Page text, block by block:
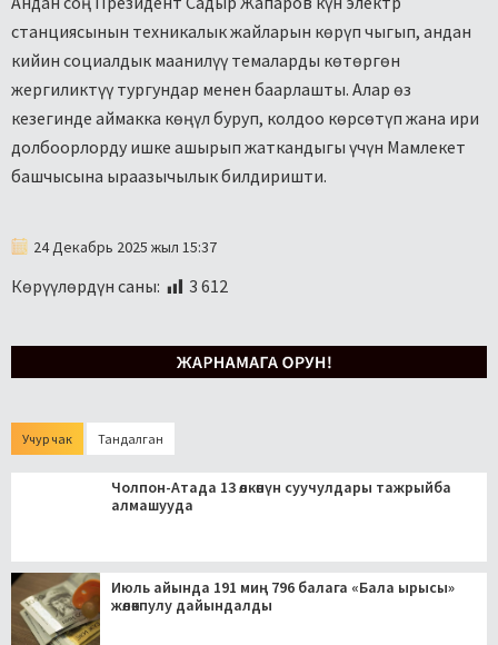
станциясынын техникалык жайларын көрүп чыгып, андан
кийин социалдык маанилүү темаларды көтөргөн
жергиликтүү тургундар менен баарлашты. Алар өз
кезегинде аймакка көңүл буруп, колдоо көрсөтүп жана ири
долбоорлорду ишке ашырып жаткандыгы үчүн Мамлекет
башчысына ыраазычылык билдиришти.
24 Декабрь 2025 жыл 15:37
Көрүүлөрдүн саны: 3 612
Учур чак Тандалган
Чолпон-Атада 13 өлкөнүн суучулдары тажрыйба
алмашууда
Июль айында 191 миң 796 балага «Бала ырысы»
жөлөкпулу дайындалды